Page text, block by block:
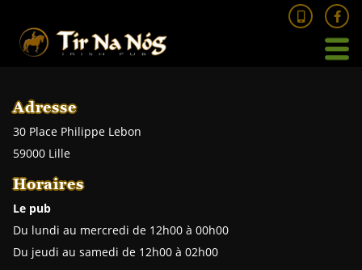
03
Adresse
30 Place Philippe Lebon
59000 Lille
Horaires
Le pub
Du lundi au mercredi de 12h00 à 00h00
Du jeudi au samedi de 12h00 à 02h00